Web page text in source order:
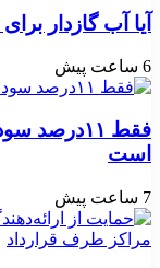
آیا آب گازدار
6 ساعت پیش
فقط
است
7 ساعت پیش